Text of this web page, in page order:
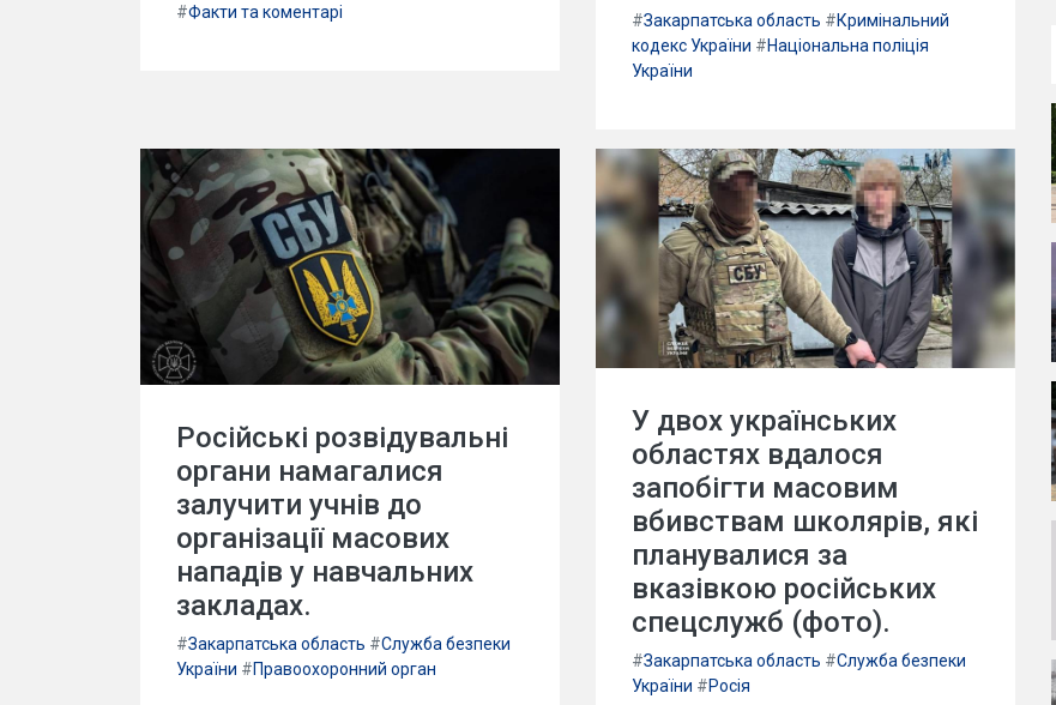
#Факти та коментарі #Закарпатська область #Кримінальний
кодекс України #Національна поліція
України
Російські розвідувальні
органи намагалися
залучити учнів до
організації масових
нападів у навчальних
закладах.
#Закарпатська область #Служба безпеки
України #Правоохоронний орган
У двох українських
областях вдалося
запобігти масовим
вбивствам школярів, які
планувалися за
вказівкою російських
спецслужб (фото).
#Закарпатська область #Служба безпеки
України #Росія